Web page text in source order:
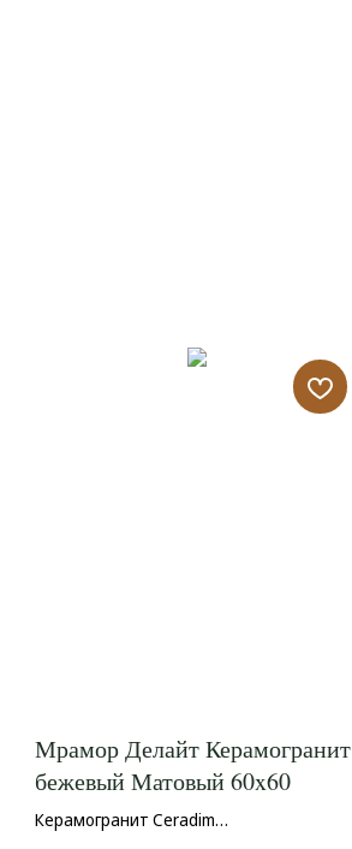
Мрамор Делайт Керамогранит
бежевый Матовый 60x60
Керамогранит Ceradim